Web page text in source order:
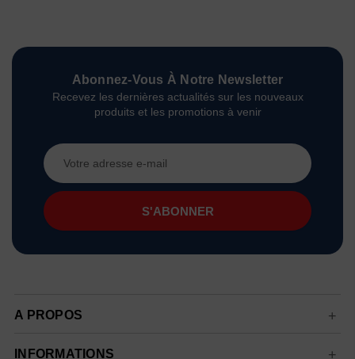
Abonnez-Vous À Notre Newsletter
Recevez les dernières actualités sur les nouveaux
produits et les promotions à venir
Adresse
e-
mail
A PROPOS
INFORMATIONS